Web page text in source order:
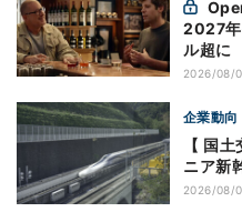
2027年
ル超に
2026/08/
企業動向
【 国
ニア新
2026/08/